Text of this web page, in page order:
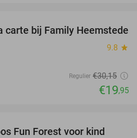
34%
carte bij Family Heemstede
9.8 star
Regulier €30,15
€19,95
Fun Forest voor kind